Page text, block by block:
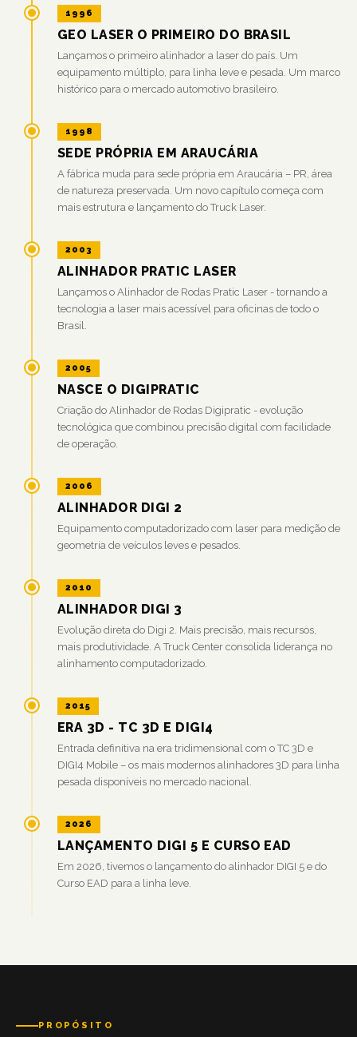
1996
GEO LASER O PRIMEIRO DO BRASIL
Lançamos o primeiro alinhador a laser do país. Um
equipamento múltiplo, para linha leve e pesada. Um marco
histórico para o mercado automotivo brasileiro.
1998
SEDE PRÓPRIA EM ARAUCÁRIA
A fábrica muda para sede própria em Araucária – PR, área
de natureza preservada. Um novo capítulo começa com
mais estrutura e lançamento do Truck Laser.
2003
ALINHADOR PRATIC LASER
Lançamos o Alinhador de Rodas Pratic Laser - tornando a
tecnologia a laser mais acessível para oficinas de todo o
Brasil.
2005
NASCE O DIGIPRATIC
Criação do Alinhador de Rodas Digipratic - evolução
tecnológica que combinou precisão digital com facilidade
de operação.
2006
ALINHADOR DIGI 2
Equipamento computadorizado com laser para medição de
geometria de veículos leves e pesados.
2010
ALINHADOR DIGI 3
Evolução direta do Digi 2. Mais precisão, mais recursos,
mais produtividade. A Truck Center consolida liderança no
alinhamento computadorizado.
2015
ERA 3D - TC 3D E DIGI4
Entrada definitiva na era tridimensional com o TC 3D e
DIGI4 Mobile – os mais modernos alinhadores 3D para linha
pesada disponíveis no mercado nacional.
2026
LANÇAMENTO DIGI 5 E CURSO EAD
Em 2026, tivemos o lançamento do alinhador DIGI 5 e do
Curso EAD para a linha leve.
PROPÓSITO